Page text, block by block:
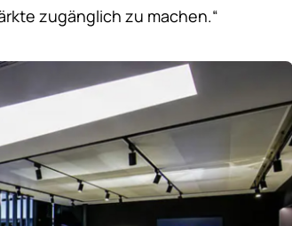
zugänglich zu machen.“